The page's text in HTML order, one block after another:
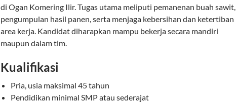
di Ogan Komering Ilir. Tugas utama meliputi pemanenan buah sawit,
pengumpulan hasil panen, serta menjaga kebersihan dan ketertiban
area kerja. Kandidat diharapkan mampu bekerja secara mandiri
maupun dalam tim.
Kualifikasi
Pria, usia maksimal 45 tahun
Pendidikan minimal SMP atau sederajat